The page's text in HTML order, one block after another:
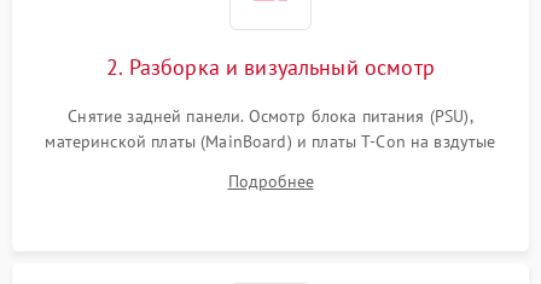
2. Разборка и визуальный осмотр
Снятие задней панели. Осмотр блока питания (PSU),
материнской платы (MainBoard) и платы T-Con на вздутые
Проверка надежности фиксации и целостности шлейфов.
Подробнее